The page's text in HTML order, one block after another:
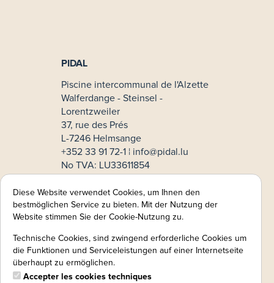
PIDAL
Piscine intercommunal de l'Alzette
Walferdange - Steinsel -
Lorentzweiler
37, rue des Prés
L-7246 Helmsange
+352 33 91 72-1 ¦ info@pidal.lu
No TVA: LU33611854
MasterCard
VISA
Informations légales:
Mentions légales
CGV
Diese Website verwendet Cookies, um Ihnen den
bestmöglichen Service zu bieten. Mit der Nutzung der
Website stimmen Sie der Cookie-Nutzung zu.
Technische Cookies, sind zwingend erforderliche Cookies um
die Funktionen und Serviceleistungen auf einer Internetseite
überhaupt zu ermöglichen.
Accepter les cookies techniques